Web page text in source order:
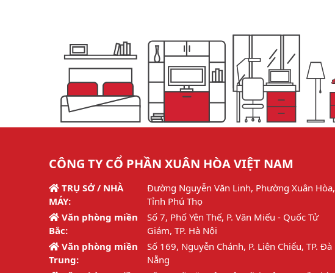
CÔNG TY CỔ PHẦN XUÂN HÒA VIỆT NAM
TRỤ SỞ / NHÀ
MÁY:
Đường Nguyễn Văn Linh, Phường Xuân Hòa,
Tỉnh Phú Thọ
Văn phòng miền
Bắc:
Số 7, Phố Yên Thế, P. Văn Miếu - Quốc Tử
Giám, TP. Hà Nội
Văn phòng miền
Trung:
Số 169, Nguyễn Chánh, P. Liên Chiểu, TP. Đà
Nẵng